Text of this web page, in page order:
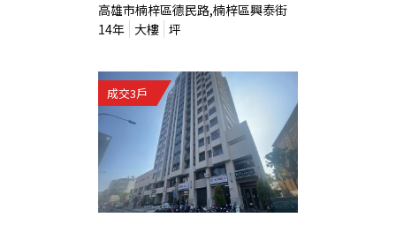
高雄市楠梓區德民路,楠梓區興泰街
14年 大樓 坪
成交3戶